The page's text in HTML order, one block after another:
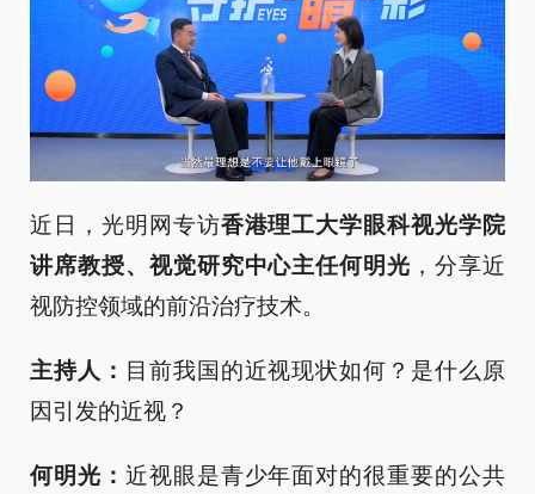
近日，光明网专访香港理工大学眼科视光学院
讲席教授、视觉研究中心主任何明光 ，分享近
视防控领域的前沿治疗技术。
主持人： 目前我国的近视现状如何？是什么原
因引发的近视？
何明光： 近视眼是青少年面对的很重要的公共